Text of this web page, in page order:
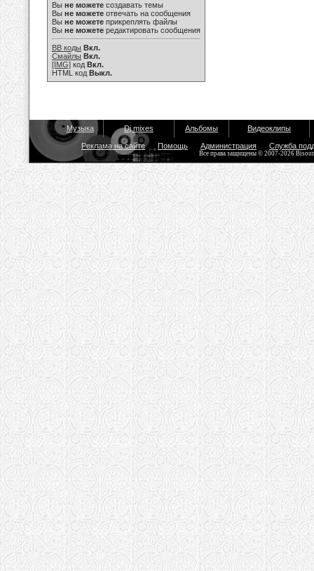
Вы не можете создавать темы
Вы не можете отвечать на сообщения
Вы не можете прикреплять файлы
Вы не можете редактировать сообщения
BB коды Вкл.
Смайлы Вкл.
[IMG] код Вкл.
HTML код Выкл.
Музыка Dj mixes Альбомы Видеоклипы
Реклама на сайте Помощь Администрация Служба
Все права защищены © 2007-2026